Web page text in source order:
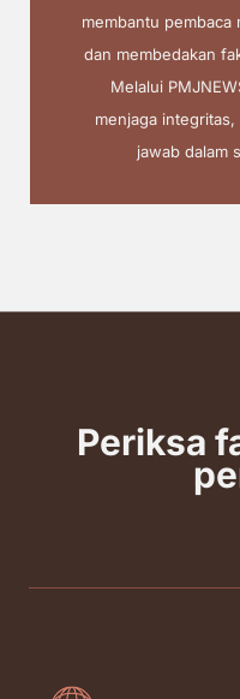
membantu pembaca
dan membedakan
Melalui
menjaga
jawab dalam
Periksa